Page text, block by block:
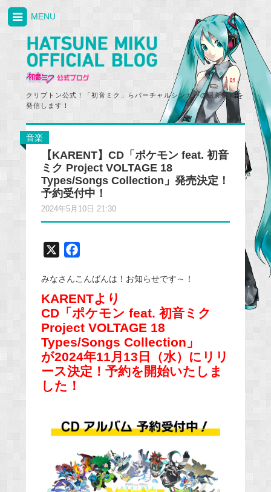
クリプトン公式！「初音ミク」らバーチャルシンガーの最新情報を
発信します！
MENU
音楽
【KARENT】CD「ポケモン feat. 初音
ミク Project VOLTAGE 18
Types/Songs Collection」発売決定！
予約受付中！
2024年5月10日 21:30
c
e
b
o
o
k
みなさんこんばんは！お知らせです～！
KARENTより
CD「ポケモン feat. 初音ミク
Project VOLTAGE 18
Types/Songs Collection」
が2024年11月13日（水）にリリ
ース決定！予約を開始いたしま
した！